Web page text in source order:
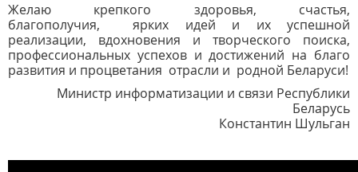
Желаю крепкого здоровья, счастья,
благополучия, ярких идей и их успешной
реализации, вдохновения и творческого поиска,
профессиональных успехов и достижений на благо
развития и процветания отрасли и родной Беларуси!
Министр информатизации и связи Республики
Беларусь
Константин Шульган